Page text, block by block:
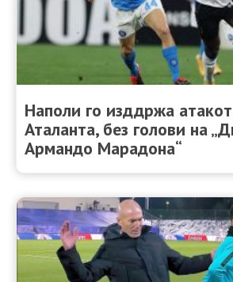
Наполи го изддржа
Аталанта, без голови на
Армандо Марадона“